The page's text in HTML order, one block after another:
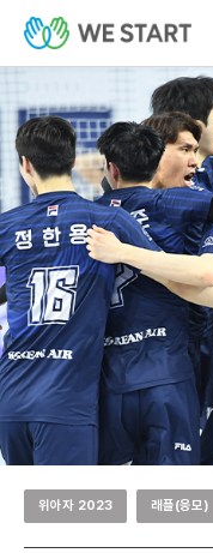
위아자 2023 래플(응모)